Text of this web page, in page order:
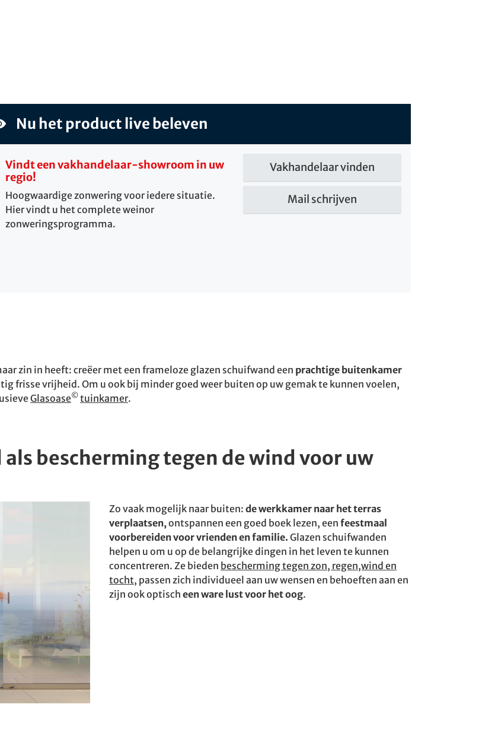
Nu het product live beleven
Vindt een vakhandelaar-showroom in uw
regio!
Hoogwaardige zonwering voor iedere situatie.
Hier vindt u het complete weinor
zonweringsprogramma.
Vakhandelaar vinden
Mail schrijven
zin in heeft: creëer met een frameloze glazen schuifwand een prachtige buitenkamer
frisse vrijheid. Om u ook bij minder goed weer buiten op uw gemak te kunnen voelen,
Glasoase© tuinkamer.
bescherming tegen de wind voor uw
Zo vaak mogelijk naar buiten: de werkkamer naar het terras
verplaatsen,ontspannen een goed boek lezen, een feestmaal
voorbereiden voor vrienden en familie. Glazen schuifwanden
helpen u om u op de belangrijke dingen in het leven te kunnen
concentreren. Ze bieden bescherming tegen zon, regen,wind en
tocht, passen zich individueel aan uw wensen en behoeften aan en
zijn ook optisch een ware lust voor het oog.